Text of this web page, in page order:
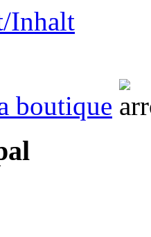
Inhalt
boutique